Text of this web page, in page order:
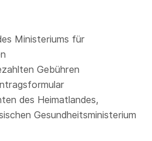
Ministeriums für
Gebühren
des Heimatlandes,
Gesundheitsministerium